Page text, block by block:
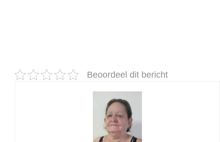
Beoordeel dit bericht